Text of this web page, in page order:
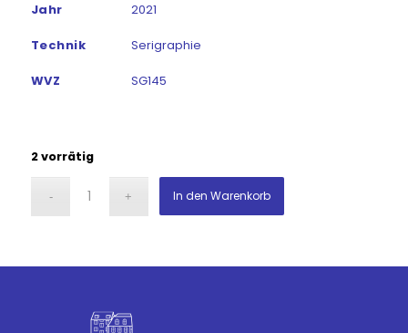
Jahr 2021
Technik Serigraphie
WVZ SG145
2 vorrätig
In den Warenkorb